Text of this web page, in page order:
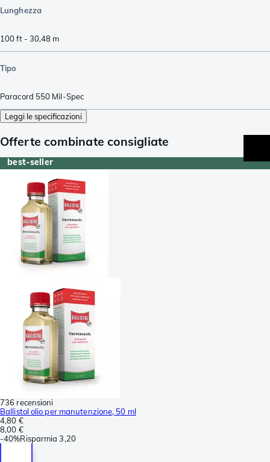
Lunghezza
100 ft - 30,48 m
Tipo
Paracord 550 Mil-Spec
Leggi le specificazioni
Offerte combinate consigliate
best-seller
736 recensioni
Ballistol olio per manutenzione, 50 ml
4,80 €
8,00 €
-40%Risparmia 3,20